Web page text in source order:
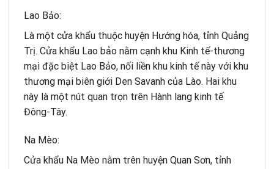
Lao Bảo:
Là một cửa khẩu thuộc huyện Hướng hóa, tỉnh Quảng
Trị. Cửa khẩu Lao bảo nằm cạnh khu Kinh tế-thương
mại đặc biệt Lao Bảo, nối liền khu kinh tế này với khu
thương mại biên giới Den Savanh của Lào. Hai khu
này là một nút quan trọn trên Hành lang kinh tế
Đông-Tây.
Na Mèo:
Cửa khẩu Na Mèo nằm trên huyện Quan Sơn, tỉnh